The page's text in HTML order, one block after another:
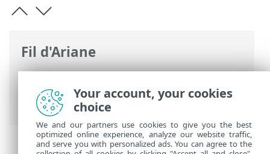
Fil d'Ariane
Aide en ligne d'ESET>ESET Smart TV
Security >Travailler avec ESET Smart TV
Security > Antihameçonnage
Your account, your cookies
choice
We and our partners use cookies to give you the best
optimized online experience, analyze our website traffic,
and serve you with personalized ads. You can agree to the